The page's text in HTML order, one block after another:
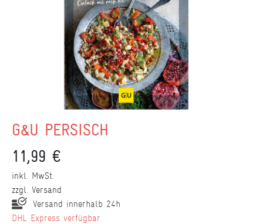
G&U PERSISCH
11,99 €
inkl. MwSt.
zzgl. Versand
Versand innerhalb 24h
DHL Express verfügbar